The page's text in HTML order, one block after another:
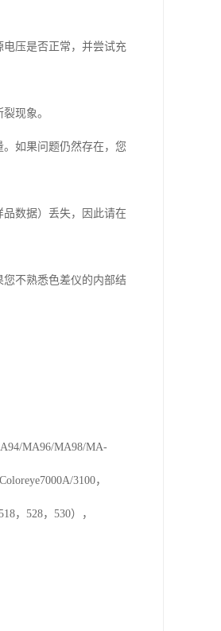
压是否正常，并尝试充
现象。
如果问题仍然存在，您
数据）丢失，因此请在
不熟悉色差仪的内部结
MA96/MA98/MA-
3100，
，528，530），